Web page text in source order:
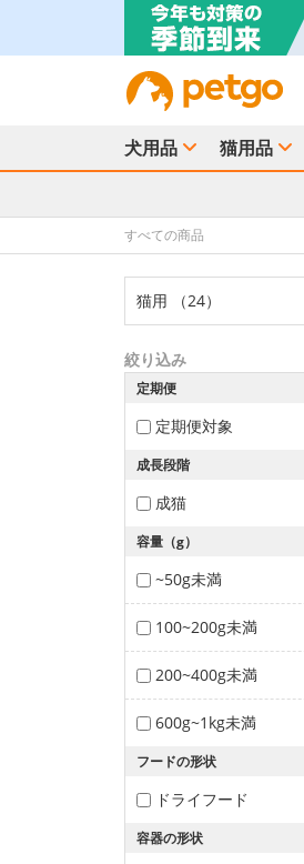
犬用品 猫用品
すべての商品
猫用 （24）
絞り込み
定期便
定期便対象
成長段階
成猫
容量（g）
~50g未満
100~200g未満
200~400g未満
600g~1kg未満
フードの形状
ドライフード
容器の形状